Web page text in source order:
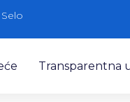
Transparentna